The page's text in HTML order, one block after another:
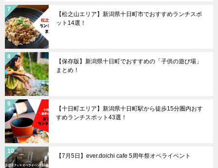
【松之山エリア】新潟県十日町市でおすすめランチスポ
ット14選！
【保存版】新潟県十日町でおすすめの「子供の遊び場」
まとめ！
【十日町エリア】新潟県十日町駅から徒歩15分圏内おす
すめランチスポット43選！
【7月5日】ever.doichi cafe 5周年祭オペライベント